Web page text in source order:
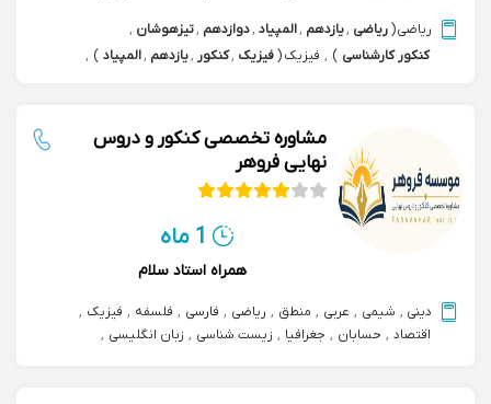
ریاضی(ریاضی ,یازدهم ,المپیاد ,دوازدهم ,تیزهوشان ,
کنکور کارشناسی )
, فیزیک(فیزیک ,کنکور ,یازدهم ,المپیاد )
,
مشاوره تخصصی کنکور و دروس
نهایی فروهر
1 ماه
همراه استاد سلام
دینی , شیمی , عربی , منطق , ریاضی , فارسی , فلسفه , فیزیک ,
اقتصاد , حسابان , جغرافیا , زیست شناسی , زبان انگلیسی ,